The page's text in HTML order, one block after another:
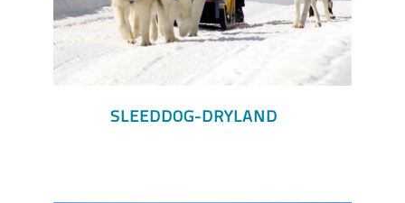
SLEEDDOG-DRYLAND